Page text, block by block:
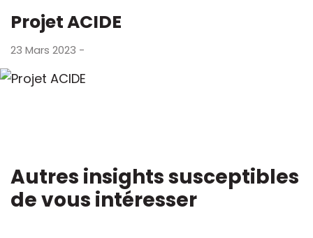
Projet ACIDE
23 Mars 2023 -
Autres insights susceptibles
de vous intéresser